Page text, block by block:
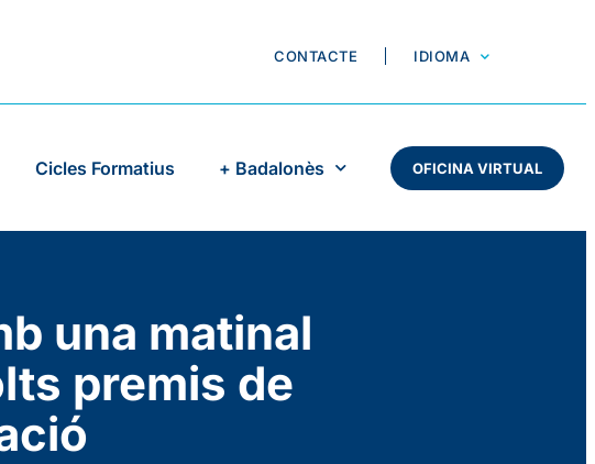
CONTACTE IDIOMA
Cicles Formatius + Badalonès OFICINA VIRTUAL
una matinal
premis de